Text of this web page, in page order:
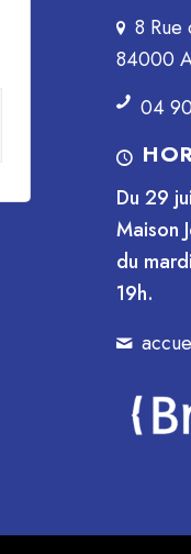
8 Rue
84000
04
Du 29
Maison
du
19h.